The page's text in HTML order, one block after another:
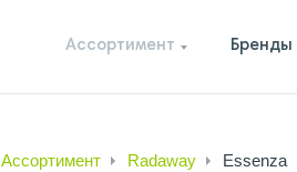
Ассортимент Бренды
Ассортимент Radaway Essenza